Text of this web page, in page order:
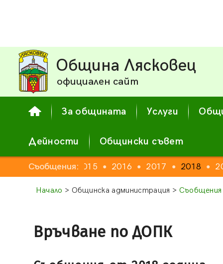
Община Лясковец
официален сайт
За общината Услуги
Дейности Общински съвет
Съобщения:
● 2014 ● 2015 ● 2016 ● 2017 ● 2018 ●
Начало > Общинска администрация > Съобщения
Връчване по ДОПК